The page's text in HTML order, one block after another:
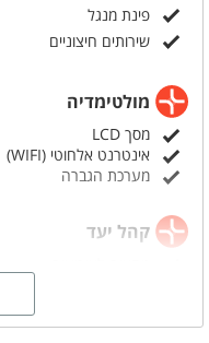
פינת מנגל
שירותים חיצוניים
מולטימדיה
מסך LCD
אינטרנט אלחוטי (WIFI)
מערכת הגברה
קהל יעד